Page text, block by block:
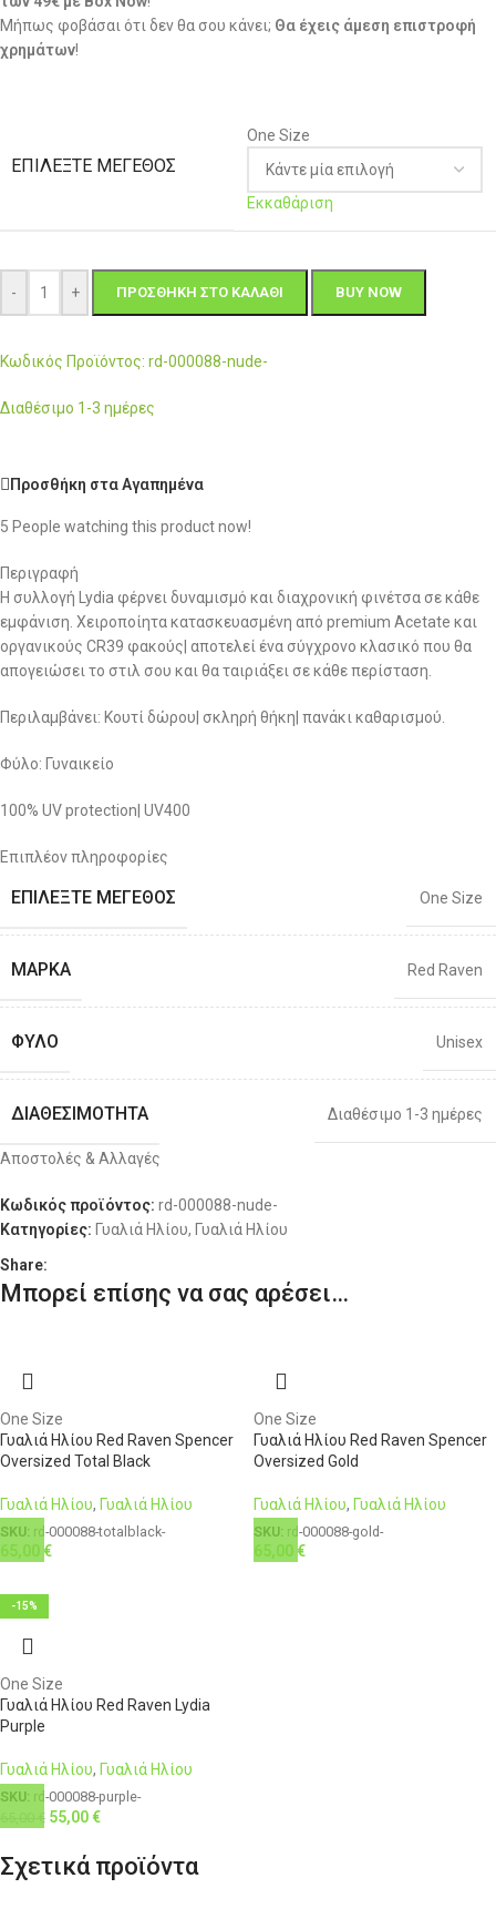
Μήπως φοβάσαι ότι δεν θα σου κάνει; Θα έχεις άμεση επιστροφή
χρημάτων!
ΕΠΙΛΈΞΤΕ ΜΈΓΕΘΟΣ
One Size
Εκκαθάριση
- + ΠΡΟΣΘΉΚΗ ΣΤΟ ΚΑΛΆΘΙ BUY NOW
Κωδικός Προϊόντος: rd-000088-nude-
Διαθέσιμο 1-3 ημέρες
Προσθήκη στα Αγαπημένα
5 People watching this product now!
Περιγραφή
Η συλλογή Lydia φέρνει δυναμισμό και διαχρονική φινέτσα σε κάθε
εμφάνιση. Χειροποίητα κατασκευασμένη από premium Acetate και
οργανικούς CR39 φακούς| αποτελεί ένα σύγχρονο κλασικό που θα
απογειώσει το στιλ σου και θα ταιριάξει σε κάθε περίσταση.
Περιλαμβάνει: Κουτί δώρου| σκληρή θήκη| πανάκι καθαρισμού.
Φύλο: Γυναικείο
100% UV protection| UV400
Επιπλέον πληροφορίες
ΕΠΙΛΈΞΤΕ ΜΈΓΕΘΟΣ One Size
ΜΆΡΚΑ Red Raven
ΦΎΛΟ Unisex
ΔΙΑΘΕΣΙΜΌΤΗΤΑ Διαθέσιμο 1-3 ημέρες
Αποστολές & Αλλαγές
Κωδικός προϊόντος: rd-000088-nude-
Κατηγορίες: Γυαλιά Ηλίου, Γυαλιά Ηλίου
Share:
Μπορεί επίσης να σας αρέσει…
One Size
Γυαλιά Ηλίου Red Raven Spencer
Oversized Total Black
Γυαλιά Ηλίου, Γυαλιά Ηλίου
SKU: rd-000088-totalblack-
65,00 €
One Size
Γυαλιά Ηλίου Red Raven Spencer
Oversized Gold
Γυαλιά Ηλίου, Γυαλιά Ηλίου
SKU: rd-000088-gold-
65,00 €
-15%
One Size
Γυαλιά Ηλίου Red Raven Lydia
Purple
Γυαλιά Ηλίου, Γυαλιά Ηλίου
SKU: rd-000088-purple-
€ 55,00€
Σχετικά προϊόντα